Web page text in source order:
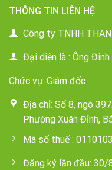
THÔNG TIN LIÊN HỆ
Công ty TNHH
Đại diện là : Ông
Chức vụ: Giám đốc
Địa chỉ: Số 8, ngõ
Phường Xuân Đỉnh,
Mã số thuế :
Đăng ký lần đầu: 30/